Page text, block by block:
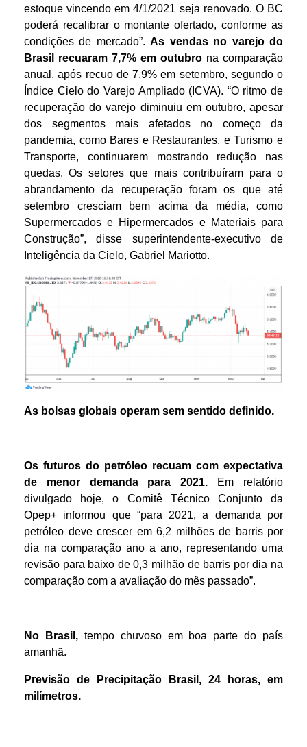
estoque vincendo em 4/1/2021 seja renovado. O BC
poderá recalibrar o montante ofertado, conforme as
condições de mercado”.As vendas no varejo do
Brasil recuaram 7,7% em outubro na comparação
anual, após recuo de 7,9% em setembro, segundo o
Índice Cielo do Varejo Ampliado (ICVA). “O ritmo de
recuperação do varejo diminuiu em outubro, apesar
dos segmentos mais afetados no começo da
pandemia, como Bares e Restaurantes, e Turismo e
Transporte, continuarem mostrando redução nas
quedas. Os setores que mais contribuíram para o
abrandamento da recuperação foram os que até
setembro cresciam bem acima da média, como
Supermercados e Hipermercados e Materiais para
Construção”, disse superintendente-executivo de
Inteligência da Cielo, Gabriel Mariotto.
As bolsas globais operam sem sentido definido.
Os futuros do petróleo recuam com expectativa
de menor demanda para 2021. Em relatório
divulgado hoje, o Comitê Técnico Conjunto da
Opep+ informou que “para 2021, a demanda por
petróleo deve crescer em 6,2 milhões de barris por
dia na comparação ano a ano, representando uma
revisão para baixo de 0,3 milhão de barris por dia na
comparação com a avaliação do mês passado”.
No Brasil,tempo chuvoso em boa parte do país
amanhã.
Previsão de Precipitação Brasil , 24 horas, em
milímetros.